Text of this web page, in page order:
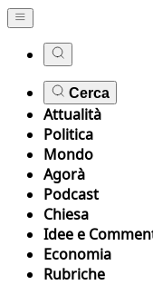
Cerca
Attualità
Politica
Mondo
Agorà
Podcast
Chiesa
Idee e
Economia
Rubriche